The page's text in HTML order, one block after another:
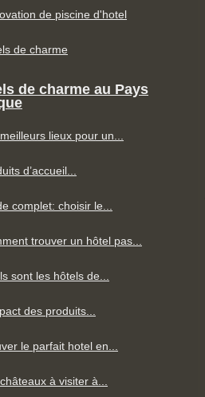
de piscine d'hotel
de charme
de charme au Pays
lieux pour un...
d’accueil...
complet: choisir le...
trouver un hôtel pas...
sont les hôtels de...
des produits...
le parfait hotel en...
à visiter à...